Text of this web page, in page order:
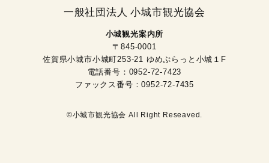
一般社団法人 小城市観光協会
小城観光案内所
〒845-0001
佐賀県小城市小城町253-21 ゆめぷらっと小城１F
電話番号：0952-72-7423
ファックス番号：0952-72-7435
©小城市観光協会 All Right Reseaved.